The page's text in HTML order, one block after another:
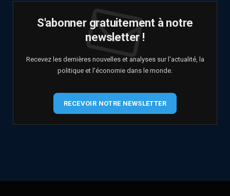
S'abonner gratuitement à notre
newsletter !
Recevez les dernières nouvelles et analyses sur l'actualité, la
politique et l'économie dans le monde.
RECEVOIR NOTRE NEWSLETTER